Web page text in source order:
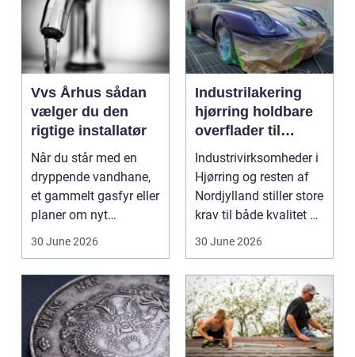
Vvs Århus sådan
vælger du den
rigtige installatør
Når du står med en
dryppende vandhane,
et gammelt gasfyr eller
planer om nyt
badeværelse, bliver
30 June 2026
Industrilakering
hjørring holdbare
overflader til
industri og erhverv
Industrivirksomheder i
Hjørring og resten af
Nordjylland stiller store
krav til både kvalitet og
hol...
30 June 2026